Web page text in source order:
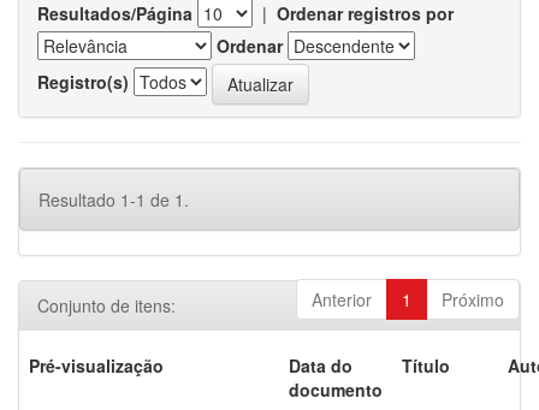
Resultados/Página | Ordenar registros por
Ordenar
Registro(s)
Resultado 1-1 de 1.
Anterior 1 Próximo
Conjunto de itens:
Pré-visualização
Data do
documento
Título